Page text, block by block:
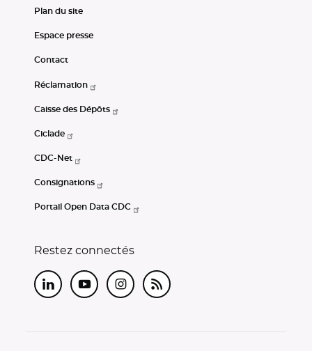
Plan du site
Espace presse
Contact
Réclamation
Caisse des Dépôts
Ciclade
CDC-Net
Consignations
Portail Open Data CDC
Restez connectés
LinkedInYoutubeInstagram
RSS